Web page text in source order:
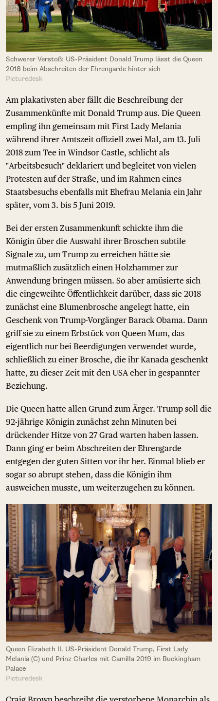
Schwerer Verstoß: US-Präsident Donald Trump lässt die Queen
2018 beim Abschreiten der Ehrengarde hinter sich
Picturedesk
Am plakativsten aber fällt die Beschreibung der
Zusammenkünfte mit Donald Trump aus. Die Queen
empfing ihn gemeinsam mit First Lady Melania
während ihrer Amtszeit offiziell zwei Mal, am 13. Juli
2018 zum Tee in Windsor Castle, schlicht als
"Arbeitsbesuch" deklariert und begleitet von vielen
Protesten auf der Straße, und im Rahmen eines
Staatsbesuchs ebenfalls mit Ehefrau Melania ein Jahr
später, vom 3. bis 5 Juni 2019.
Bei der ersten Zusammenkunft schickte ihm die
Königin über die Auswahl ihrer Broschen subtile
Signale zu, um Trump zu erreichen hätte sie
mutmaßlich zusätzlich einen Holzhammer zur
Anwendung bringen müssen. So aber amüsierte sich
die eingeweihte Öffentlichkeit darüber, dass sie 2018
zunächst eine Blumenbrosche angelegt hatte, ein
Geschenk von Trump-Vorgänger Barack Obama. Dann
griff sie zu einem Erbstück von Queen Mum, das
eigentlich nur bei Beerdigungen verwendet wurde,
schließlich zu einer Brosche, die ihr Kanada geschenkt
hatte, zu dieser Zeit mit den USA eher in gespannter
Beziehung.
Die Queen hatte allen Grund zum Ärger. Trump soll die
92-jährige Königin zunächst zehn Minuten bei
drückender Hitze von 27 Grad warten haben lassen.
Dann ging er beim Abschreiten der Ehrengarde
entgegen der guten Sitten vor ihr her. Einmal blieb er
sogar so abrupt stehen, dass die Königin ihm
ausweichen musste, um weiterzugehen zu können.
Queen Elizabeth II. US-Präsident Donald Trump, First Lady
Melania (C) und Prinz Charles mit Camilla 2019 im Buckingham
Palace
Picturedesk